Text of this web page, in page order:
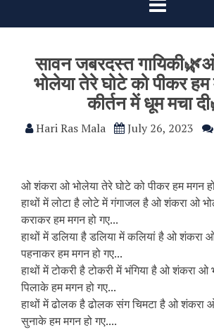
सावन जबरदस्त
भोलेया तेरे घोटे को पीकर
कीर्तन में धूम मचा
Hari Ras Mala July 26, 2023
ओ शंकरा ओ भोलेया तेरे घोटे को पीकर हम मगन
हाथों में लोटा है लोटे में गंगाजल है ओ शंकरा ओ
कराकर हम मगन हो गए...
हाथों में डलिया है डलिया में कलियां है ओ शंकरा
पहनाकर हम मगन हो गए...
हाथों में टोकरी है टोकरी में भंगिया है ओ शंकरा ओ
पिलाके हम मगन हो गए...
हाथों में ढोलक है ढोलक संग चिमटा है ओ शंकरा
सुनाके हम मगन हो गए....